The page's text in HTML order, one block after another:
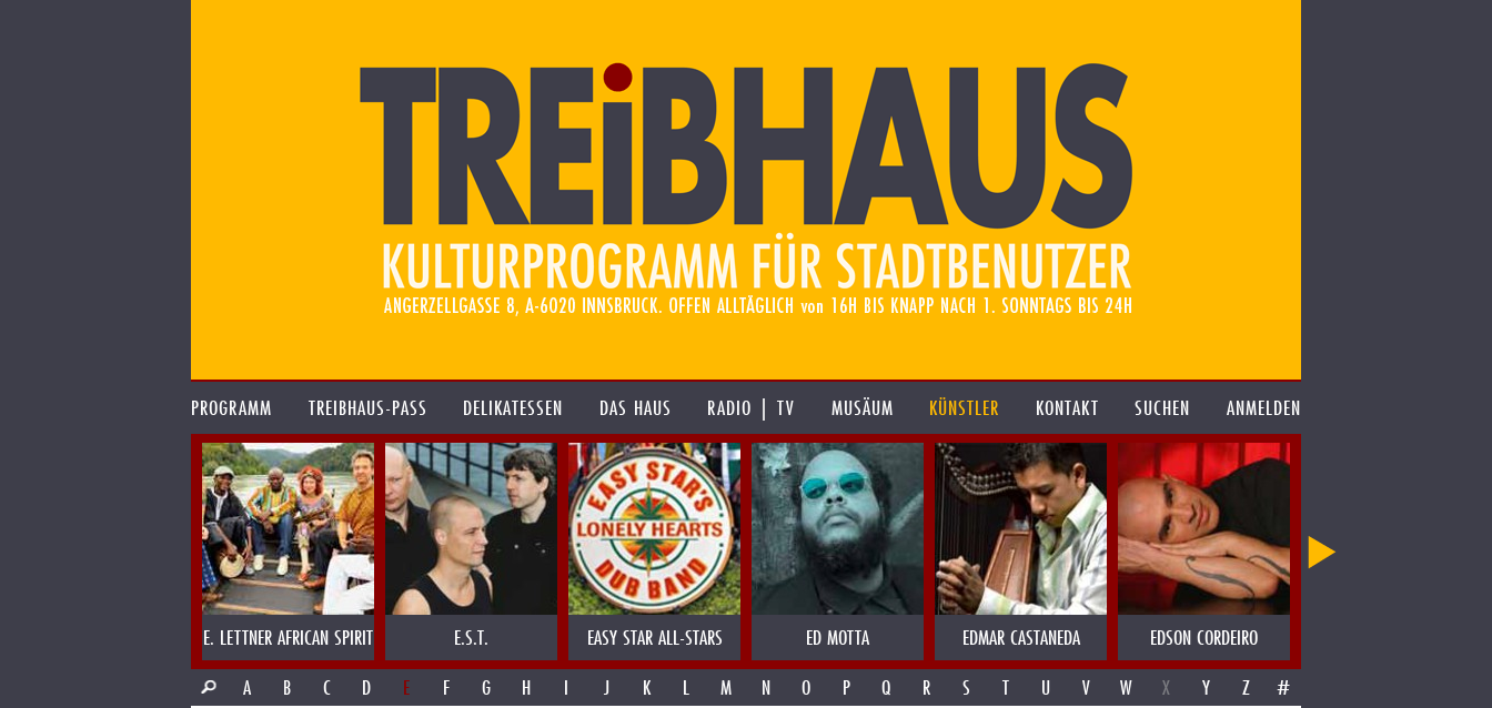
PROGRAMM TREIBHAUS-PASS DELIKATESSEN DAS HAUS RADIO | TV MUSÄUM KÜNSTLER KONTAKT SUCHEN ANMELDEN
E. LETTNER AFRICAN SPIRIT E.S.T. EASY STAR ALL-STARS ED MOTTA EDMAR CASTANEDA EDSON CORDEIRO
A
B C D E F G H I J K L M N O P Q R S T U V W X Y Z #